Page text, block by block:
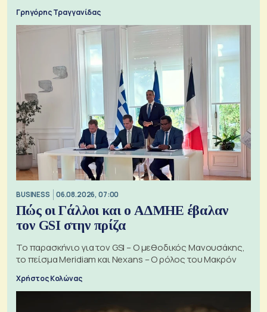
Γρηγόρης Τραγγανίδας
BUSINESS 06.08.2026, 07:00
Πώς οι Γάλλοι και ο ΑΔΜΗΕ έβαλαν
τον GSI στην πρίζα
Το παρασκήνιο για τον GSI – Ο μεθοδικός Μανουσάκης,
το πείσμα Meridiam και Nexans – Ο ρόλος του Μακρόν
Χρήστος Κολώνας